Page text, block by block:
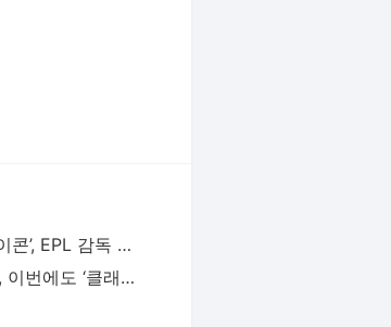
아찔하다! ‘역대급 섹시 아이콘’, EPL 감독 확 사로잡았네? - Best Eleven
WAGS계의 ‘GOAT’ 조지나, 이번에도 ‘클래스’가 다르다 - Best Eleven